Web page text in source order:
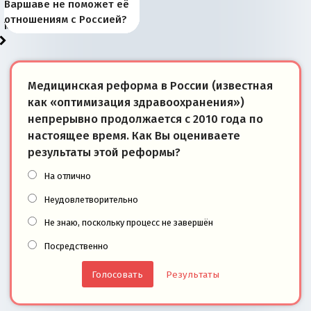
районы Баренцева
моря
тем, что они -
победители
Запада рассказала о
«переобувании» хозяев
перемены: 15 шагов к
суверенной экономике
Европы
сбрасывать балласт
Анкориджа
года: первые уступки во
внутренней политике
сегодня
Варшаве не поможет её
отношениям с Россией?
Медицинская реформа в России (известная
как «оптимизация здравоохранения»)
непрерывно продолжается с 2010 года по
настоящее время. Как Вы оцениваете
результаты этой реформы?
На отлично
Неудовлетворительно
Не знаю, поскольку процесс не завершён
Посредственно
Результаты